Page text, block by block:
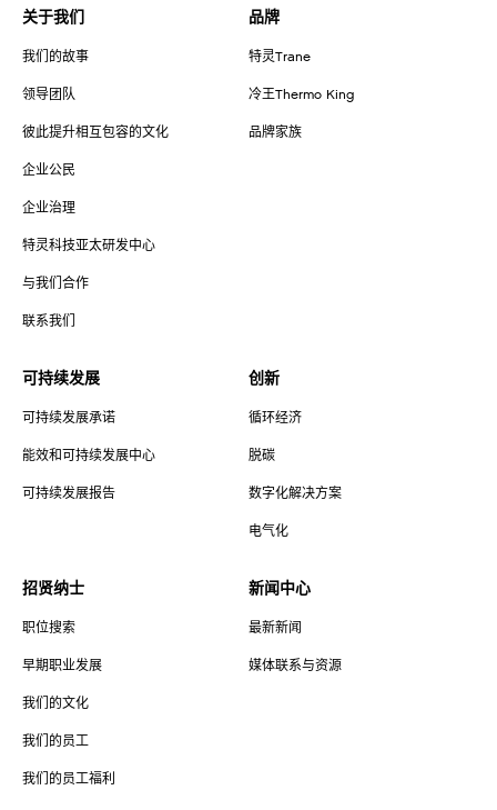
关于我们
我们的故事
领导团队
彼此提升相互包容的文化
企业公民
企业治理
特灵科技亚太研发中心
与我们合作
联系我们
品牌
特灵Trane
冷王Thermo King
品牌家族
可持续发展
可持续发展承诺
能效和可持续发展中心
可持续发展报告
创新
循环经济
脱碳
数字化解决方案
电气化
招贤纳士
职位搜索
早期职业发展
我们的文化
我们的员工
我们的员工福利
新闻中心
最新新闻
媒体联系与资源